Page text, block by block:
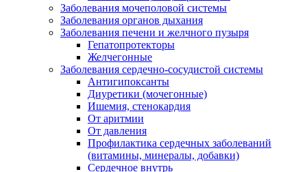
Заболевания мочеполовой системы
Заболевания органов дыхания
Заболевания печени и желчного пузыря
Гепатопротекторы
Желчегонные
Заболевания сердечно-сосудистой системы
Антигипоксанты
Диуретики (мочегонные)
Ишемия, стенокардия
От аритмии
От давления
Профилактика сердечных заболеваний
(витамины, минералы, добавки)
Сердечное внутрь